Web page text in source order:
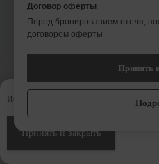
Используя сайт, вы даете согласие на
Принять и закрыть
Политика конфиденциальности.
Используя сайт, вы даете
данных
Принять
Договор оферты
Перед бронированием отеля,
договором оферты
Принять